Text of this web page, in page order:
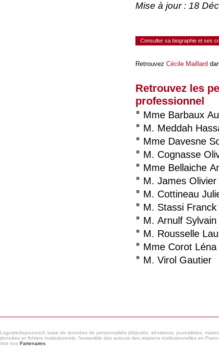
Mise à jour : 18
Consulter sa biographie et ses
Retrouvez Cécile Maillard
Retrouvez les
professionnel
Mme Barbaux
M. Meddah
Mme Davesne
M. Cognasse
Mme Bellaiche
M. James Olivier
M. Cottineau
M. Stassi Franck
M. Arnulf Sylvain
M. Rousselle
Mme Corot Léna
M. Virol Gautier
Leguidedupouvoir.fr, base de données de personnalités (députés, sénateurs, journalistes,
données et fichiers institutionnels, l'ensemble des acteurs des relations institutionnelles en
Voir nos Partenaires